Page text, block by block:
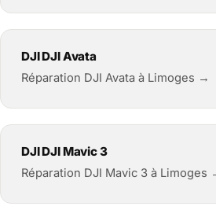
DJI DJI Avata
Réparation DJI Avata à Limoges →
DJI DJI Mavic 3
Réparation DJI Mavic 3 à Limoges